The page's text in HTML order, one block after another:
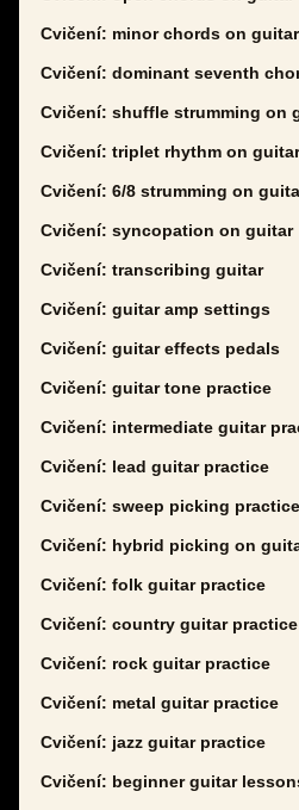
Cvičení: minor chords on guitar
Cvičení: dominant seventh
Cvičení: shuffle strumming on
Cvičení: triplet rhythm on guitar
Cvičení: 6/8 strumming on
Cvičení: syncopation on guitar
Cvičení: transcribing guitar
Cvičení: guitar amp settings
Cvičení: guitar effects pedals
Cvičení: guitar tone practice
Cvičení: intermediate guitar
Cvičení: lead guitar practice
Cvičení: sweep picking practice
Cvičení: hybrid picking on
Cvičení: folk guitar practice
Cvičení: country guitar practice
Cvičení: rock guitar practice
Cvičení: metal guitar practice
Cvičení: jazz guitar practice
Cvičení: beginner guitar